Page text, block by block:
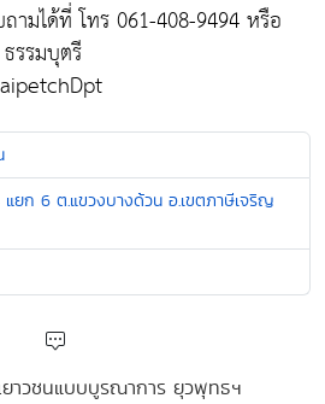
ามได้ที่​ โทร​ 061-408-9494​ หรือ​
รรมบุตรี​
ยก 6 ต.แขวงบางด้วน อ.เขตภาษีเจริญ
าวชนแบบบูรณาการ ยุวพุทธฯ